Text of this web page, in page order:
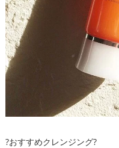
?おすすめクレンジング?